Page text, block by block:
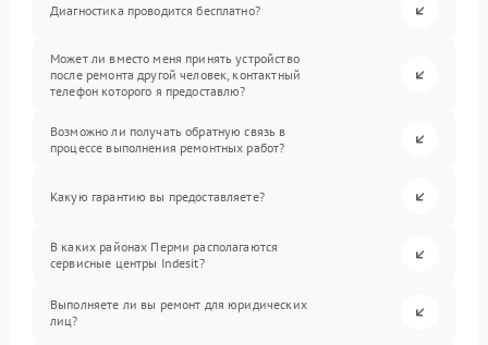
Диагностика проводится бесплатно?
Может ли вместо меня принять устройство
после ремонта другой человек, контактный
телефон которого я предоставлю?
Возможно ли получать обратную связь в
процессе выполнения ремонтных работ?
Какую гарантию вы предоставляете?
В каких районах Перми располагаются
сервисные центры Indesit?
Выполняете ли вы ремонт для юридических
лиц?